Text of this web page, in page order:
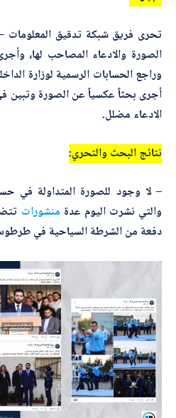
الصورة والادعاء المصاحب لها،
وراجع الحسابات الرسمية لوزارة
أجرى بحثاً عكسياً عن الصورة وتبين
الادعاء مضلل.
نتائج البحث والتحري:
– لا وجود للصورة المتداولة في
والتي نشرت اليوم عدة منشورات
دفعة من الشرطة السياحية في